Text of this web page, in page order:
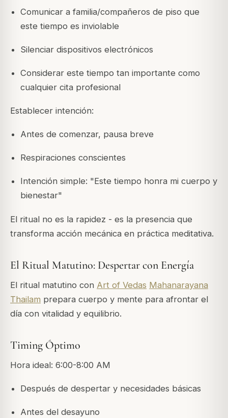
Comunicar a familia/compañeros de piso que
este tiempo es inviolable
Silenciar dispositivos electrónicos
Considerar este tiempo tan importante como
cualquier cita profesional
Establecer intención:
Antes de comenzar, pausa breve
Respiraciones conscientes
Intención simple: "Este tiempo honra mi cuerpo y
bienestar"
El ritual no es la rapidez - es la presencia que
transforma acción mecánica en práctica meditativa.
El Ritual Matutino: Despertar con Energía
El ritual matutino con Art of Vedas Mahanarayana
Thailam prepara cuerpo y mente para afrontar el
día con vitalidad y equilibrio.
Timing Óptimo
Hora ideal: 6:00-8:00 AM
Después de despertar y necesidades básicas
Antes del desayuno